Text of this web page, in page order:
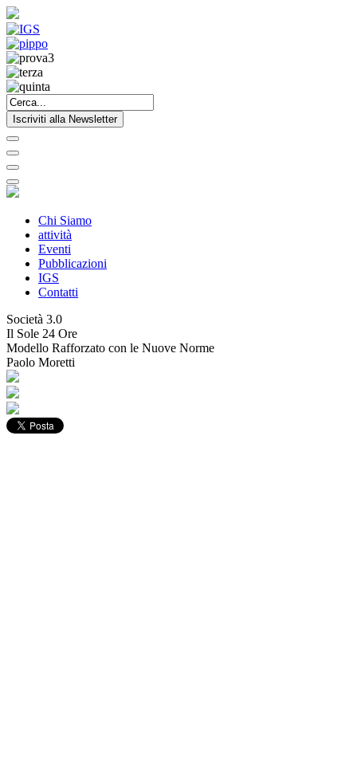
Iscriviti alla Newsletter
Chi Siamo
attività
Eventi
Pubblicazioni
IGS
Contatti
Società 3.0
Il Sole 24 Ore
Modello Rafforzato con le Nuove Norme
Paolo Moretti